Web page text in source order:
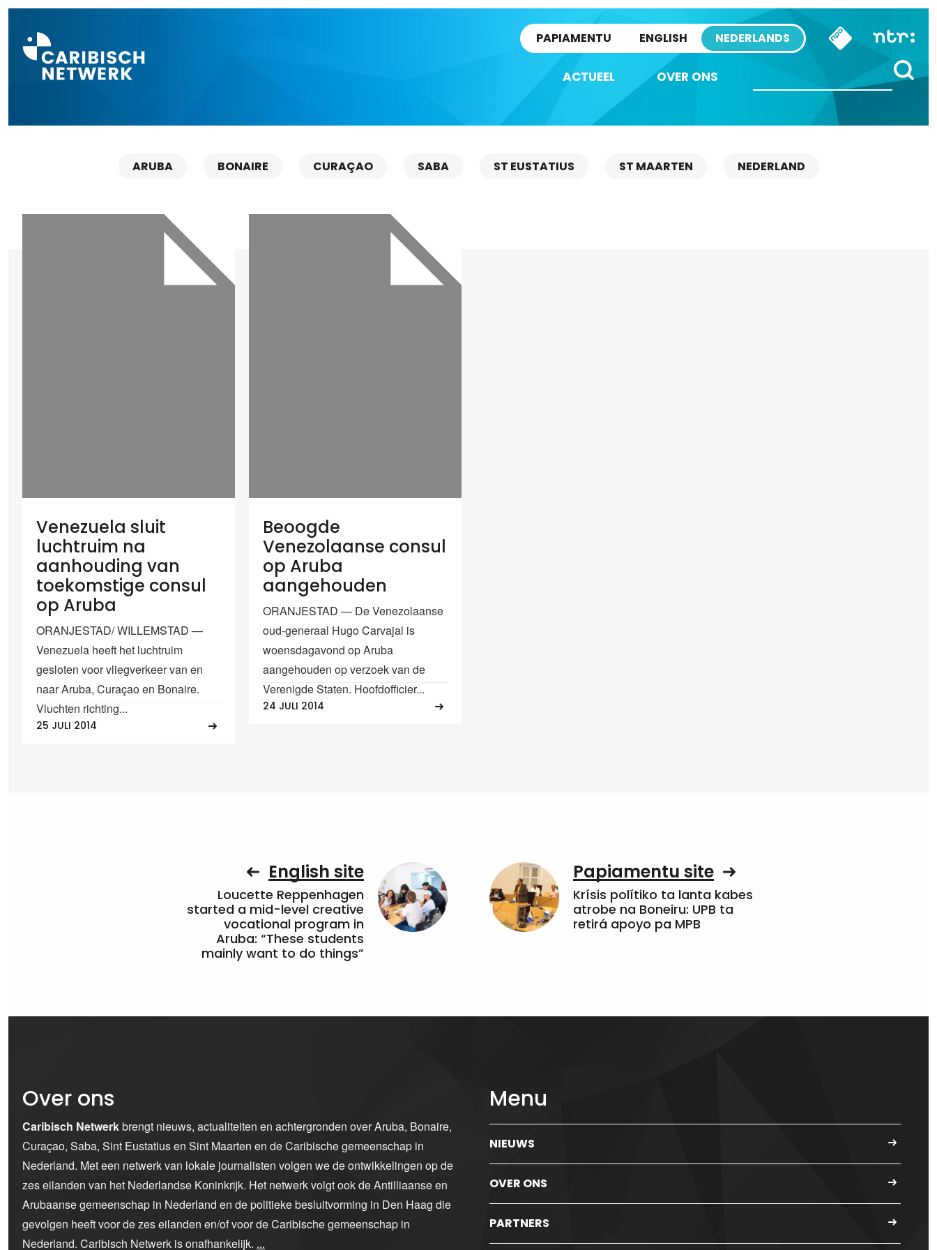
PAPIAMENTU ENGLISH NEDERLANDS
ACTUEEL OVER ONS
ARUBA BONAIRE CURAÇAO SABA ST EUSTATIUS ST MAARTEN NEDERLAND
Venezuela sluit
luchtruim na
aanhouding van
toekomstige consul
op Aruba
ORANJESTAD/ WILLEMSTAD —
Venezuela heeft het luchtruim
gesloten voor vliegverkeer van en
naar Aruba, Curaçao en Bonaire.
Vluchten richting...
25 JULI 2014
Beoogde
Venezolaanse consul
op Aruba
aangehouden
ORANJESTAD — De Venezolaanse
oud-generaal Hugo Carvajal is
woensdagavond op Aruba
aangehouden op verzoek van de
Verenigde Staten. Hoofdofficier...
24 JULI 2014
English site
Loucette Reppenhagen
started a mid-level creative
vocational program in
Aruba: “These students
mainly want to do things”
Papiamentu site
Krísis polítiko ta lanta kabes
atrobe na Boneiru: UPB ta
retirá apoyo pa MPB
Over ons
Caribisch Netwerkbrengt nieuws, actualiteiten en achtergronden over Aruba, Bonaire,
Curaçao, Saba, Sint Eustatius en Sint Maarten en de Caribische gemeenschap in
Nederland. Met een netwerk van lokale journalisten volgen we de ontwikkelingen op de
zes eilanden van het Nederlandse Koninkrijk. Het netwerk volgt ook de Antilliaanse en
Arubaanse gemeenschap in Nederland en de politieke besluitvorming in Den Haag die
gevolgen heeft voor de zes eilanden en/of voor de Caribische gemeenschap in
Nederland. Caribisch Netwerk is onafhankelijk. ...
Menu
NIEUWS
OVER ONS
PARTNERS